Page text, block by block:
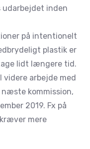
inden
på intentionelt
plastik er
lidt længere tid.
arbejde med
kommission,
2019. Fx på
mere